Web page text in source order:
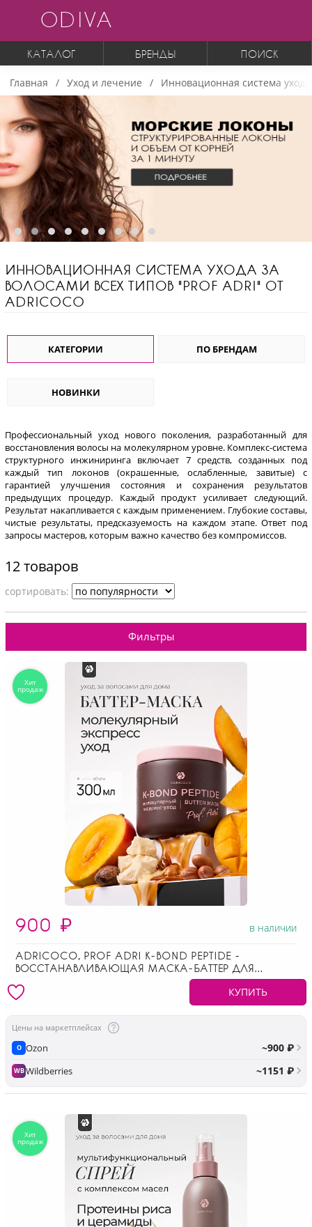
ODIVA
КАТАЛОГ БРЕНДЫ ПОИСК
Главная Уход и лечение Инновационная система
ИННОВАЦИОННАЯ СИСТЕМА УХОДА ЗА
ВОЛОСАМИ ВСЕХ ТИПОВ "PROF ADRI" ОТ
ADRICOCO
КАТЕГОРИИ ПО БРЕНДАМ
НОВИНКИ
Профессиональный уход нового поколения, разработанный для
восстановления волосы на молекулярном уровне. Комплекс-система
структурного инжиниринга включает 7 средств, созданных под
каждый тип локонов (окрашенные, ослабленные, завитые) с
гарантией улучшения состояния и сохранения результатов
предыдущих процедур. Каждый продукт усиливает следующий.
Результат накапливается с каждым применением. Глубокие составы,
чистые результаты, предсказуемость на каждом этапе. Ответ под
запросы мастеров, которым важно качество без компромиссов.
12 товаров
cортировать:
Фильтры
900 ₽ в наличии
ADRICOCO, PROF ADRI K-BOND PEPTIDE -
ВОССТАНАВЛИВАЮЩАЯ МАСКА-БАТТЕР ДЛЯ
КУПИТЬ
Цены на маркетплейсах
O Ozon ~900 ₽
WBWildberries ~1151 ₽